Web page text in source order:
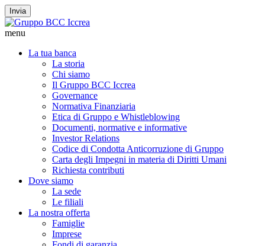
Invia
menu
La tua banca
La storia
Chi siamo
Il Gruppo BCC Iccrea
Governance
Normativa Finanziaria
Etica di Gruppo e Whistleblowing
Documenti, normative e informative
Investor Relations
Codice di Condotta Anticorruzione di Gruppo
Carta degli Impegni in materia di Diritti Umani
Richiesta contributi
Dove siamo
La sede
Le filiali
La nostra offerta
Famiglie
Imprese